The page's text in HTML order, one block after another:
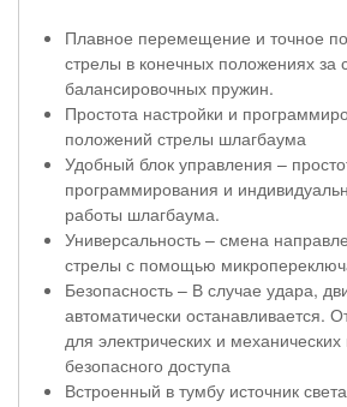
Плавное перемещение и точное
стрелы в конечных положениях
балансировочных пружин.
Простота настройки и
положений стрелы шлагбаума
Удобный блок управления –
программирования и
работы шлагбаума.
Универсальность – смена
стрелы с помощью
Безопасность – В случае удара,
автоматически останавливается.
для электрических и
безопасного доступа
Встроенный в тумбу источник